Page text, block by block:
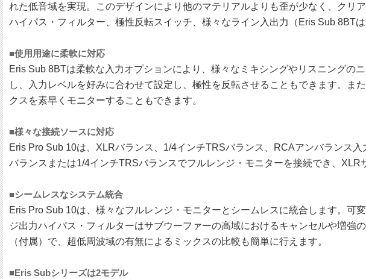
れた低音域を実現。このデザインにより他のマテリアルよりも歪が少なく、ク
ハイパス・フィルター、極性反転スイッチ、様々なライン入出力（Eris Sub 8BT
■使用用途に柔軟に対応
Eris Sub 8BTは柔軟な入力オプションにより、様々なミキシングやリスニング
し、入力レベルを好みに合わせて設定し、極性を反転させることもできます。
クスを素早くモニターすることもできます。
■様々な接続ソースに対応
Eris Pro Sub 10は、XLRバランス、1/4インチTRSバランス、RCAアンバランス
バランスまたは1/4インチTRSバランスでフルレンジ・モニターを接続でき、XLR
■シームレスなシステム統合
Eris Pro Sub 10は、様々なフルレンジ・モニターとシームレスに統合します。
ジ出力ハイパス・フィルターはサブウーファーの高域におけるキャンセルや増
（付属）で、超低周波域の有無によるミックスの比較も簡単に行えます。
■Eris Subシリーズは2モデル